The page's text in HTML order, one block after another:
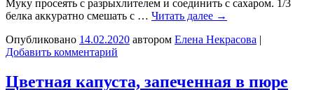
Муку просеять с разрыхлителем и соединить с сахаром. 1/3
белка аккуратно смешать с … Читать далее →
Опубликовано 14.02.2020 автором Елена Некрасова
Добавить комментарий
Цветная капуста, запеченная в пюре